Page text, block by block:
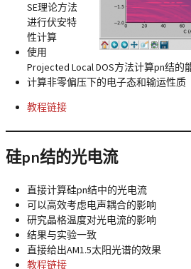
SE理论方法
进行伏安特
性计算
使用
Projected Local DOS方法计算pn结的
计算非零偏压下的电子态和输运性质
教程链接
硅pn结的光电流
直接计算硅pn结中的光电流
可以高效考虑电声耦合的影响
研究晶格温度对光电流的影响
结果与实验一致
直接给出AM1.5太阳光谱的效果
教程链接